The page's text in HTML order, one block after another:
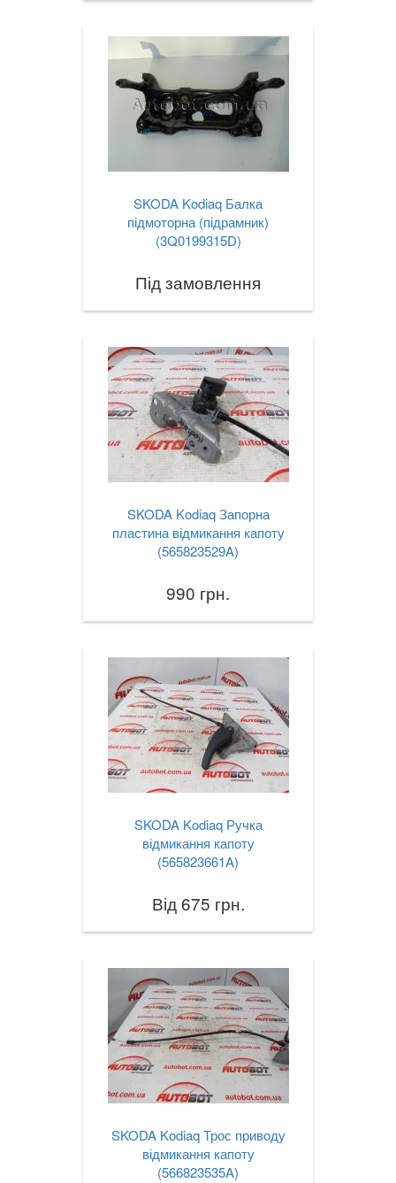
SKODA Kodiaq Балка
підмоторна (підрамник)
(3Q0199315D)
Під замовлення
SKODA Kodiaq Запорна
пластина відмикання капоту
(565823529A)
990 грн.
SKODA Kodiaq Ручка
відмикання капоту
(565823661A)
Від 675 грн.
SKODA Kodiaq Трос приводу
відмикання капоту
(566823535A)